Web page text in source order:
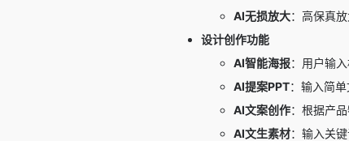
AI无损放大：高保真
设计创作功能
AI智能海报：用户输
AI提案PPT：输入简
AI文案创作：根据产
AI文生素材：输入关